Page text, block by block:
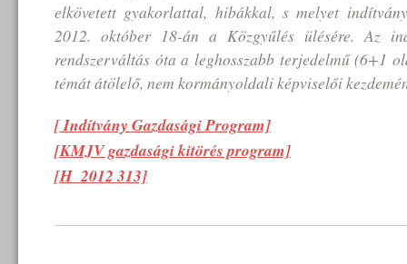
elkövetett gyakorlattal, hibákkal, s melyet
2012. október 18-án a Közgyűlés ülésére. Az
rendszerváltás óta a leghosszabb terjedelmű (6+1
témát átölelő, nem kormányoldali képviselői
[ Indítvány Gazdasági Program]
[KMJV gazdasági kitörés program]
[H_2012 313]